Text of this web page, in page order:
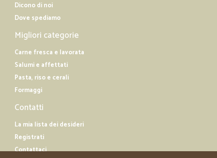
Dicono di noi
Dove spediamo
Migliori categorie
Carne fresca e lavorata
Salumi e affettati
Pasta, riso e cerali
Formaggi
Contatti
La mia lista dei desideri
Registrati
Contattaci